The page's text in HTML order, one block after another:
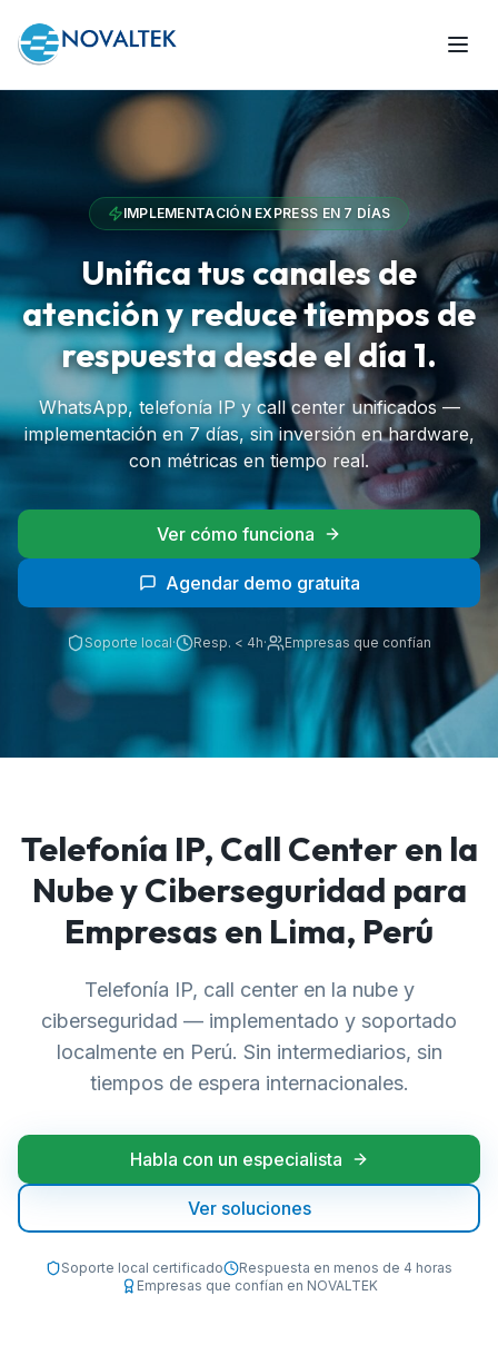
IMPLEMENTACIÓN EXPRESS EN 7 DÍAS
Unifica tus canales de
atención y reduce tiempos de
respuesta desde el día 1.
WhatsApp, telefonía IP y call center unificados —
implementación en 7 días, sin inversión en hardware,
con métricas en tiempo real.
Ver cómo funciona
Agendar demo gratuita
Soporte local· Resp. < 4h· Empresas que confían
Telefonía IP, Call Center en la
Nube y Ciberseguridad para
Empresas en Lima, Perú
Telefonía IP, call center en la nube y
ciberseguridad — implementado y soportado
localmente en Perú. Sin intermediarios, sin
tiempos de espera internacionales.
Habla con un especialista
Ver soluciones
Soporte local certificado
Respuesta en menos de 4 horas
Empresas que confían en NOVALTEK